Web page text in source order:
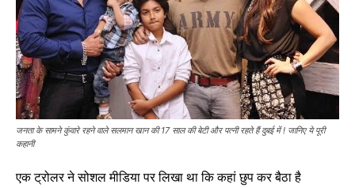
जनता के सामने कुंवारे रहने वाले सलमान खान की 17 साल की बेटी और पत्नी रहते हैं दुबई में ! जानिए ये पूरी
कहानी
एक ट्रोलर ने सोशल मीडिया पर लिखा था कि कहां छुप कर बैठा है